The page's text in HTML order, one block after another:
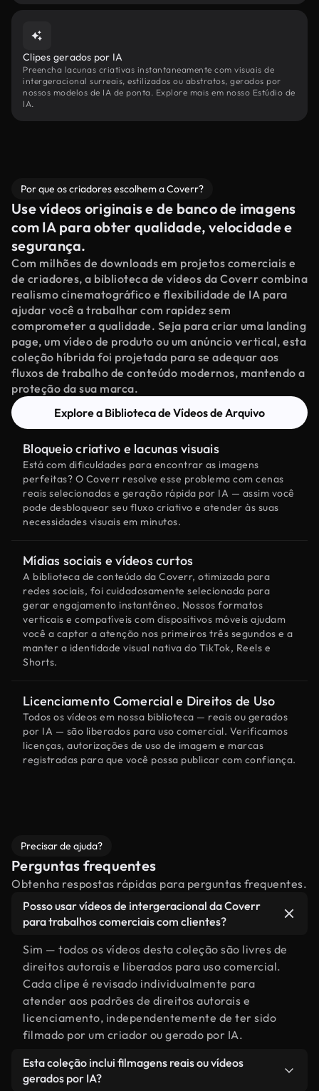
Clipes gerados por IA
Preencha lacunas criativas instantaneamente com visuais de
intergeracional surreais, estilizados ou abstratos, gerados por
nossos modelos de IA de ponta. Explore mais em nosso Estúdio de
IA.
Por que os criadores escolhem a Coverr?
Use vídeos originais e de banco de imagens
com IA para obter qualidade, velocidade e
segurança.
Com milhões de downloads em projetos comerciais e
de criadores, a biblioteca de vídeos da Coverr combina
realismo cinematográfico e flexibilidade de IA para
ajudar você a trabalhar com rapidez sem
comprometer a qualidade. Seja para criar uma landing
page, um vídeo de produto ou um anúncio vertical, esta
coleção híbrida foi projetada para se adequar aos
fluxos de trabalho de conteúdo modernos, mantendo a
proteção da sua marca.
Explore a Biblioteca de Vídeos de Arquivo
Bloqueio criativo e lacunas visuais
Está com dificuldades para encontrar as imagens
perfeitas? O Coverr resolve esse problema com cenas
reais selecionadas e geração rápida por IA — assim você
pode desbloquear seu fluxo criativo e atender às suas
necessidades visuais em minutos.
Mídias sociais e vídeos curtos
A biblioteca de conteúdo da Coverr, otimizada para
redes sociais, foi cuidadosamente selecionada para
gerar engajamento instantâneo. Nossos formatos
verticais e compatíveis com dispositivos móveis ajudam
você a captar a atenção nos primeiros três segundos e a
manter a identidade visual nativa do TikTok, Reels e
Shorts.
Licenciamento Comercial e Direitos de Uso
Todos os vídeos em nossa biblioteca — reais ou gerados
por IA — são liberados para uso comercial. Verificamos
licenças, autorizações de uso de imagem e marcas
registradas para que você possa publicar com confiança.
Precisar de ajuda?
Perguntas frequentes
Obtenha respostas rápidas para perguntas frequentes.
Posso usar vídeos de intergeracional da Coverr
para trabalhos comerciais com clientes?
Sim — todos os vídeos desta coleção são livres de
direitos autorais e liberados para uso comercial.
Cada clipe é revisado individualmente para
atender aos padrões de direitos autorais e
licenciamento, independentemente de ter sido
filmado por um criador ou gerado por IA.
Esta coleção inclui filmagens reais ou vídeos
gerados por IA?